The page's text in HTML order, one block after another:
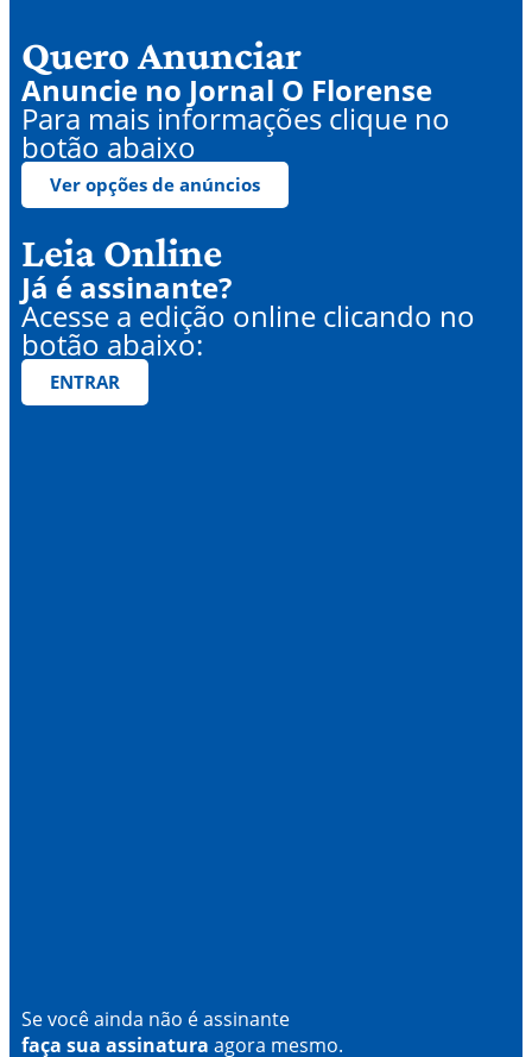
Quero Anunciar
Anuncie no Jornal O Florense
Para mais informações clique no
botão abaixo
Ver opções de anúncios
Leia Online
Já é assinante?
Acesse a edição online clicando no
botão abaixo:
ENTRAR
Se você ainda não é assinante
faça sua assinatura agora mesmo.